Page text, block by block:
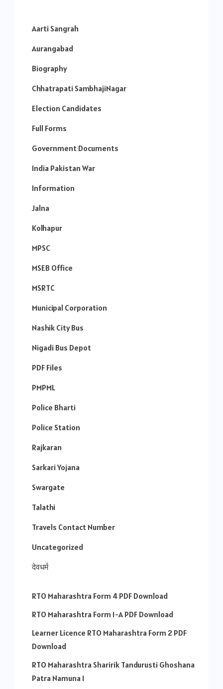
Aarti Sangrah
Aurangabad
Biography
Chhatrapati SambhajiNagar
Election Candidates
Full Forms
Government Documents
India Pakistan War
Information
Jalna
Kolhapur
MPSC
MSEB Office
MSRTC
Municipal Corporation
Nashik City Bus
Nigadi Bus Depot
PDF Files
PMPML
Police Bharti
Police Station
Rajkaran
Sarkari Yojana
Swargate
Talathi
Travels Contact Number
Uncategorized
देवधर्म
RTO Maharashtra Form 4 PDF Download
RTO Maharashtra Form 1-A PDF Download
Learner Licence RTO Maharashtra Form 2 PDF
Download
RTO Maharashtra Sharirik Tandurusti Ghoshana
Patra Namuna 1